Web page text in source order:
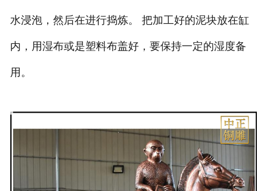
水浸泡，然后在进行捣炼。 把加工好的泥块放在缸
内，用湿布或是塑料布盖好，要保持一定的湿度备
用。